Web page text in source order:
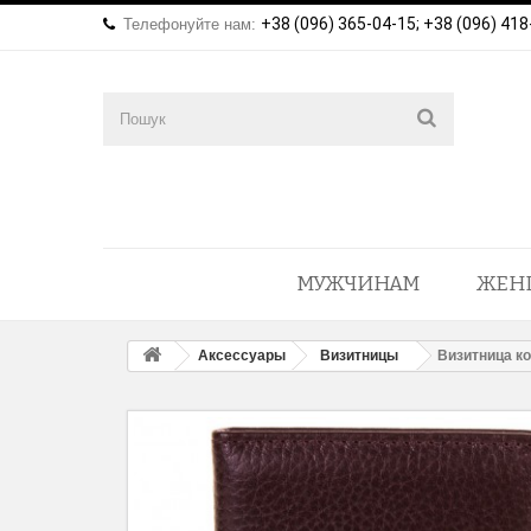
Телефонуйте нам: +38 (096) 365-04-15; +38 (096)
МУЖЧИНАМ
Аксессуары Визитницы Визитница